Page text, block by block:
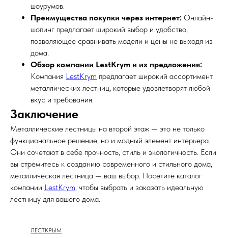
шоурумов.
Преимущества покупки через интернет: Онлайн-
шопинг предлагает широкий выбор и удобство,
позволяющее сравнивать модели и цены не выходя из
дома.
Обзор компании LestKrym и их предложения:
Компания LestKrym предлагает широкий ассортимент
металлических лестниц, которые удовлетворят любой
вкус и требования.
Заключение
Металлические лестницы на второй этаж — это не только
функциональное решение, но и модный элемент интерьера.
Они сочетают в себе прочность, стиль и экологичность. Если
вы стремитесь к созданию современного и стильного дома,
металлическая лестница — ваш выбор. Посетите каталог
компании LestKrym, чтобы выбрать и заказать идеальную
лестницу для вашего дома.
ЛЕСТКРЫМ